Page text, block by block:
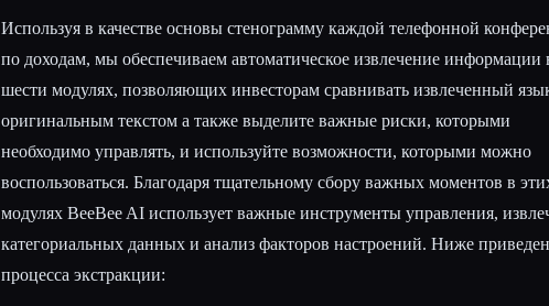
Используя в качестве основы стенограмму каждой телефонной
по доходам, мы обеспечиваем автоматическое извлечение информации
шести модулях, позволяющих инвесторам сравнивать извлеченный
оригинальным текстом а также выделите важные риски, которыми
необходимо управлять, и используйте возможности, которыми можно
воспользоваться. Благодаря тщательному сбору важных моментов в
модулях BeeBee AI использует важные инструменты управления,
категориальных данных и анализ факторов настроений. Ниже
процесса экстракции: